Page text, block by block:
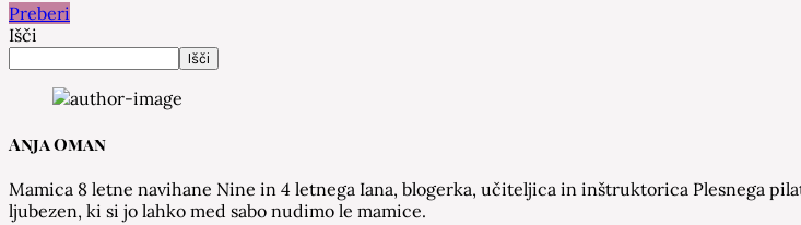
Preberi
Išči
Išči
Anja Oman
Mamica 8 letne navihane Nine in 4 letnega Iana, blogerka, učiteljica in inštruktorica Plesnega
ljubezen, ki si jo lahko med sabo nudimo le mamice.